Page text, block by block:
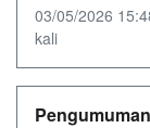
03/05/2026
kali